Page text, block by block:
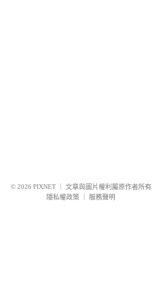
© 2026 PIXNET
文章與圖片權利屬原作者所有
隱私權政策
服務聲明